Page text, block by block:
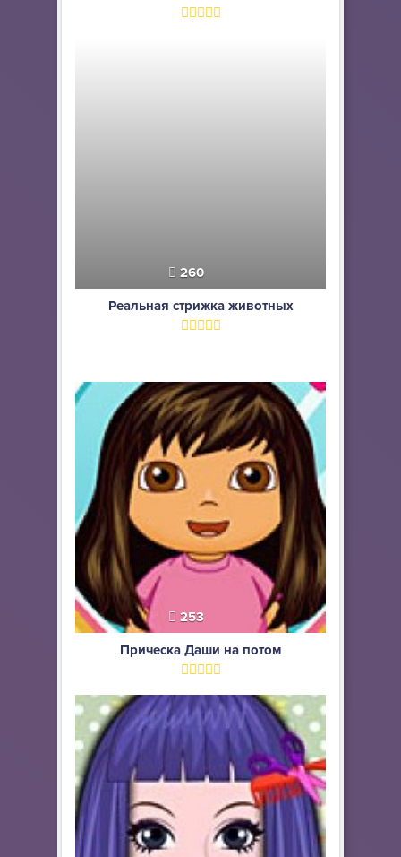
260
Реальная стрижка животных
253
Прическа Даши на потом